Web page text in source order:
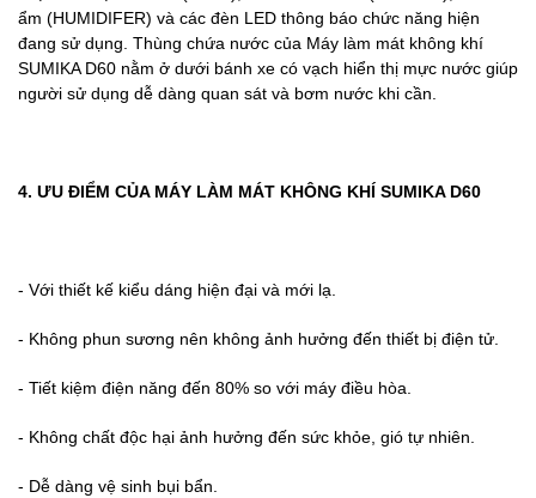
ẩm (HUMIDIFER) và các đèn LED thông báo chức năng hiện
đang sử dụng. Thùng chứa nước của Máy làm mát không khí
SUMIKA D60 nằm ở dưới bánh xe có vạch hiển thị mực nước giúp
người sử dụng dễ dàng quan sát và bơm nước khi cần.
4. ƯU ĐIỂM CỦA MÁY LÀM MÁT KHÔNG KHÍ SUMIKA D60
- Với thiết kế kiểu dáng hiện đại và mới lạ.
- Không phun sương nên không ảnh hưởng đến thiết bị điện tử.
- Tiết kiệm điện năng đến 80% so với máy điều hòa.
- Không chất độc hại ảnh hưởng đến sức khỏe, gió tự nhiên.
- Dễ dàng vệ sinh bụi bẩn.